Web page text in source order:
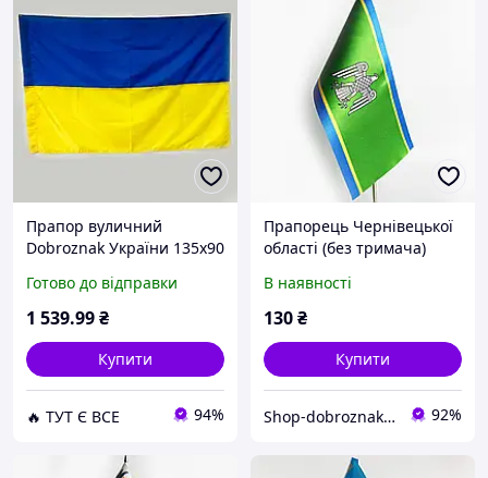
Прапор вуличний
Dobroznak України 135х90
(6210) D15-2026
Готово до відправки
1 539.99₴
Купити
🔥 ТУТ Є ВСЕ 94%
Прапорець Чернівецької
області (без тримача)
В наявності
130₴
Купити
Shop-dobroznak - Інтернет-магазин значків 92%